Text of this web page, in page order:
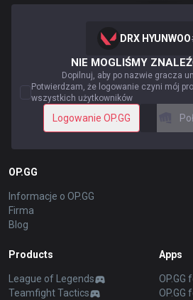
DRX HYUNWOO
NIE MOGLIŚMY
Dopilnuj, aby po nazwie gracza
Potwierdzam, że logowanie czyni mój
wszystkich użytkowników
Logowanie OP.GG
OP.GG
Informacje o OP.GG
Firma
Blog
Products
League of Legends
Teamfight Tactics
Apps
OP.GG
OP.GG